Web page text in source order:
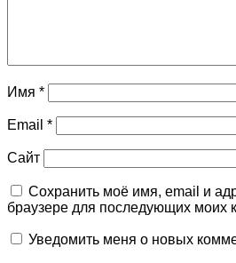
Имя *
Email *
Сайт
Сохранить моё имя, email и
браузере для последующих моих
Уведомить меня о новых